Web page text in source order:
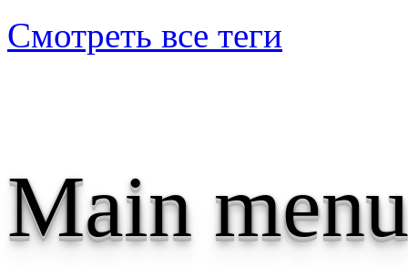
Смотреть все теги
Main